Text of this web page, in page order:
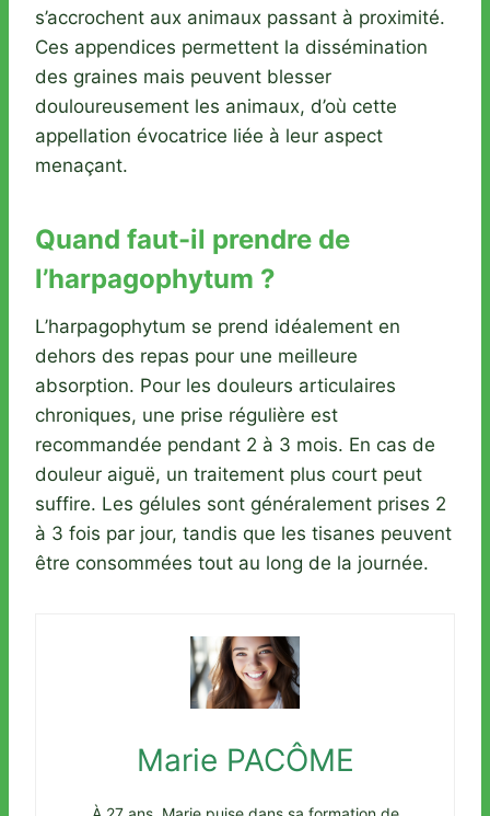
s’accrochent aux animaux passant à proximité.
Ces appendices permettent la dissémination
des graines mais peuvent blesser
douloureusement les animaux, d’où cette
appellation évocatrice liée à leur aspect
menaçant.
Quand faut-il prendre de
l’harpagophytum ?
L’harpagophytum se prend idéalement en
dehors des repas pour une meilleure
absorption. Pour les douleurs articulaires
chroniques, une prise régulière est
recommandée pendant 2 à 3 mois. En cas de
douleur aiguë, un traitement plus court peut
suffire. Les gélules sont généralement prises 2
à 3 fois par jour, tandis que les tisanes peuvent
être consommées tout au long de la journée.
Marie PACÔME